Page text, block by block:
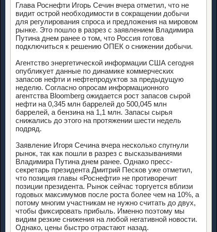
Глава Роснефти Игорь Сечин вчера отметил, что не
видит острой необходимости в сокращении добычи
для регулирования спроса и предложения на мировом
рынке. Это пошло в разрез с заявлением Владимира
Путина днем ранее о том, что Россия готова
подключиться к решению ОПЕК о снижении добычи.
Агентство энергетической информации США сегодня
опубликует данные по динамике коммерческих
запасов нефти и нефтепродуктов за предыдущую
неделю. Согласно опросам информационного
агентства Bloomberg ожидается рост запасов сырой
нефти на 0,345 млн баррелей до 500,045 млн
баррелей, а бензина на 1,1 млн. Запасы сырья
снижались до этого на протяжении шести недель
подряд.
Заявление Игоря Сечина вчера несколько спугнули
рынок, так как пошли в разрез с высказываниями
Владимира Путина днем ранее. Однако пресс-
секретарь президента Дмитрий Песков уже отметил,
что позиция главы «Роснефти» не противоречит
позиции президента. Рынок сейчас торгуется вблизи
годовых максимумов после роста более чем на 10%, а
потому многим участникам не нужно считать до двух,
чтобы фиксировать прибыль. Именно поэтому мы
видим резкие снижения на любой негативной новости.
Однако, цены быстро отрастают назад.